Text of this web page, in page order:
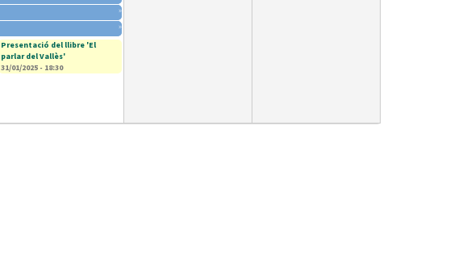
»
»
Presentació del llibre 'El
parlar del Vallès'
31/01/2025 - 18:30